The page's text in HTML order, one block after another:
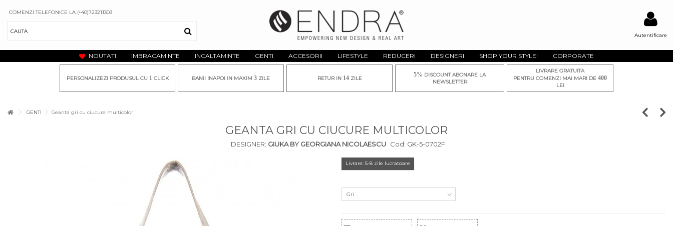
Autentificare
COMENZI TELEFONICE LA (+40)723211303
NOUTATI IMBRACAMINTE INCALTAMINTE GENTI ACCESORII LIFESTYLE REDUCERI DESIGNERI SHOP YOUR STYLE! CORPORATE
PERSONALIZEZI PRODUSUL CU 1CLICK BANII INAPOI IN MAXIM 3 ZILE RETUR IN 14ZILE
5% DISCOUNT ABONARE LA
NEWSLETTER
LIVRARE GRATUITA
PENTRU COMENZI MAI MARI DE 400
LEI
GENTI Geanta gri cu ciucure multicolor
GEANTA GRI CU CIUCURE MULTICOLOR
DESIGNER: GIUKA BY GEORGIANA NICOLAESCU Cod: GK-5-0702F
Livrare: 5-8 zile lucratoare
Gri